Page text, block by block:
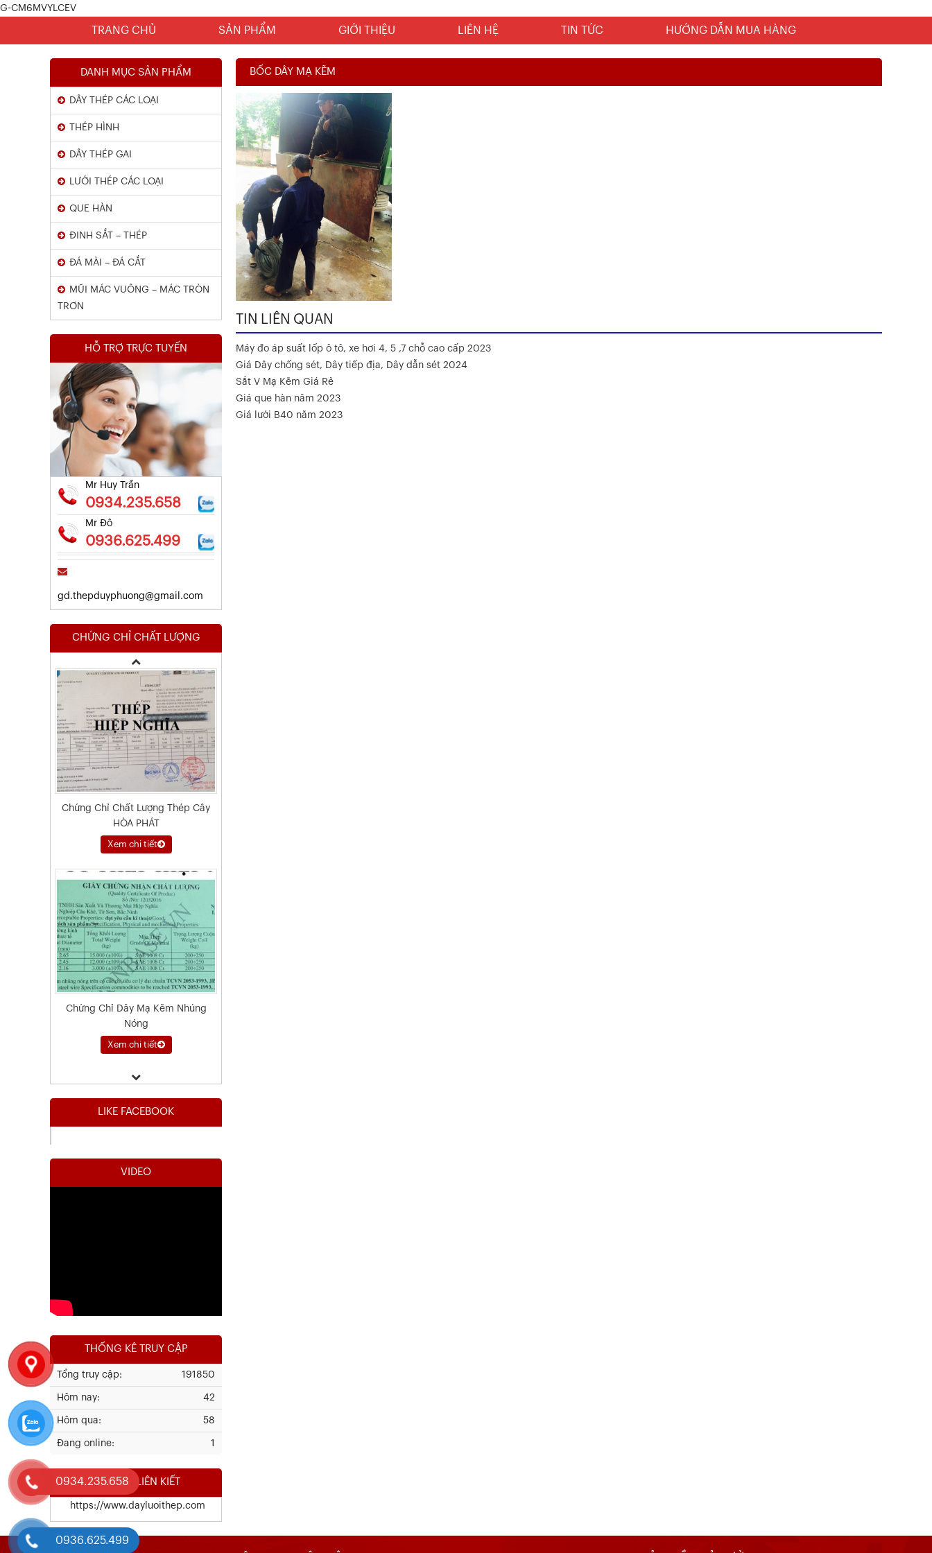
G-CM6MVYLCEV
TRANG CHỦ SẢN PHẨM GIỚI THIỆU LIÊN HỆ TIN TỨC HƯỚNG DẪN MUA HÀNG
BỐC DÂY MẠ KẼM
TIN LIÊN QUAN
Máy đo áp suất lốp ô tô, xe hơi 4, 5 ,7 chỗ cao cấp 2023
Giá Dây chống sét, Dây tiếp địa, Dây dẫn sét 2024
Sắt V Mạ Kẽm Giá Rẻ
Giá que hàn năm 2023
Giá lưới B40 năm 2023
DANH MỤC SẢN PHẨM
DÂY THÉP CÁC LOẠI
THÉP HÌNH
DÂY THÉP GAI
LƯỚI THÉP CÁC LOẠI
QUE HÀN
ĐINH SẮT – THÉP
ĐÁ MÀI – ĐÁ CẮT
MŨI MÁC VUÔNG – MÁC TRÒN
TRƠN
HỖ TRỢ TRỰC TUYẾN
Mr Huy Trần
0934.235.658
Mr Đô
0936.625.499
gd.thepduyphuong@gmail.com
CHỨNG CHỈ CHẤT LƯỢNG
Chứng Chỉ Dây Mạ Kẽm Nhúng
Nóng
Kết Quả Thử Nghiệm Lưới Tô Tường
Xem chi tiết
Kết Quả Thử Nghiệm Lưới Tô Tường
Chứng Chỉ Chất Lượng Thép Cây
HÒA PHÁT
Xem chi tiết
Chứng Chỉ Dây Mạ Kẽm Nhúng
Nóng
Xem chi tiết
Kết Quả Thử Nghiệm Lưới Tô Tường
Xem chi tiết
LIKE FACEBOOK
VIDEO
THỐNG KÊ TRUY CẬP
191850
Tổng truy cập:
42
Hôm nay:
58
Hôm qua:
1
Đang online:
WEBSITE LIÊN KIẾT
https://www.dayluoithep.com
0934.235.658
0936.625.499